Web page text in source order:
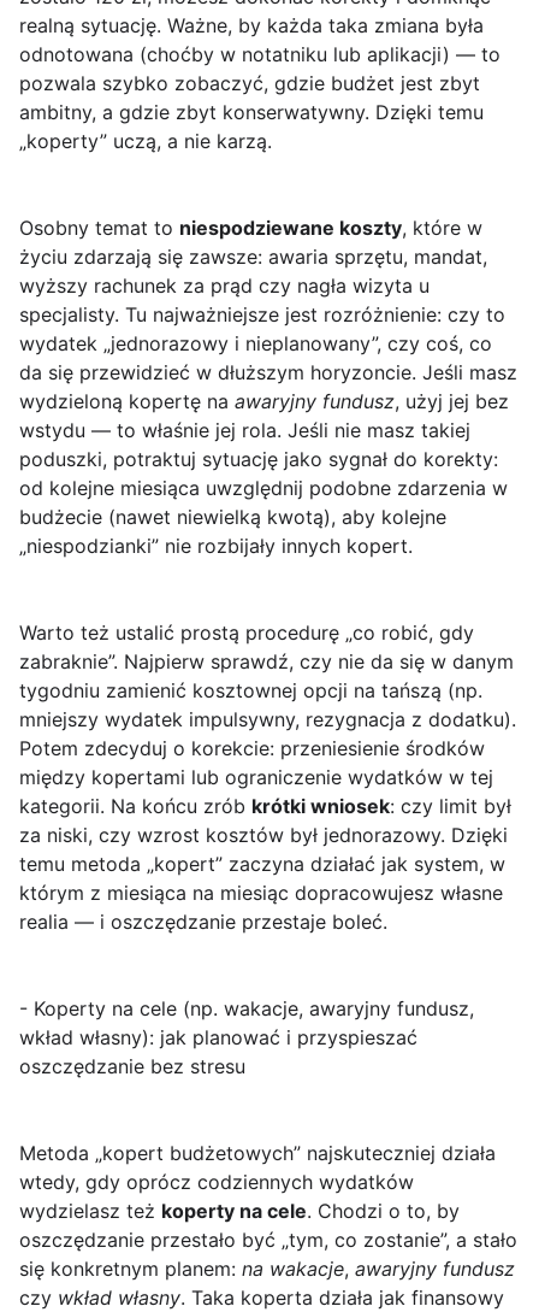
realną sytuację. Ważne, by każda taka zmiana była
odnotowana (choćby w notatniku lub aplikacji) — to
pozwala szybko zobaczyć, gdzie budżet jest zbyt
ambitny, a gdzie zbyt konserwatywny. Dzięki temu
„koperty” uczą, a nie karzą.
Osobny temat to niespodziewane koszty, które w
życiu zdarzają się zawsze: awaria sprzętu, mandat,
wyższy rachunek za prąd czy nagła wizyta u
specjalisty. Tu najważniejsze jest rozróżnienie: czy to
wydatek „jednorazowy i nieplanowany”, czy coś, co
da się przewidzieć w dłuższym horyzoncie. Jeśli masz
wydzieloną kopertę na awaryjny fundusz, użyj jej bez
wstydu — to właśnie jej rola. Jeśli nie masz takiej
poduszki, potraktuj sytuację jako sygnał do korekty:
od kolejne miesiąca uwzględnij podobne zdarzenia w
budżecie (nawet niewielką kwotą), aby kolejne
„niespodzianki” nie rozbijały innych kopert.
Warto też ustalić prostą procedurę „co robić, gdy
zabraknie”. Najpierw sprawdź, czy nie da się w danym
tygodniu zamienić kosztownej opcji na tańszą (np.
mniejszy wydatek impulsywny, rezygnacja z dodatku).
Potem zdecyduj o korekcie: przeniesienie środków
między kopertami lub ograniczenie wydatków w tej
kategorii. Na końcu zrób krótki wniosek: czy limit był
za niski, czy wzrost kosztów był jednorazowy. Dzięki
temu metoda „kopert” zaczyna działać jak system, w
którym z miesiąca na miesiąc dopracowujesz własne
realia — i oszczędzanie przestaje boleć.
- Koperty na cele (np. wakacje, awaryjny fundusz,
wkład własny): jak planować i przyspieszać
oszczędzanie bez stresu
Metoda „kopert budżetowych” najskuteczniej działa
wtedy, gdy oprócz codziennych wydatków
wydzielasz też koperty na cele. Chodzi o to, by
oszczędzanie przestało być „tym, co zostanie”, a stało
się konkretnym planem: na wakacje, awaryjny fundusz
czy wkład własny. Taka koperta działa jak finansowy